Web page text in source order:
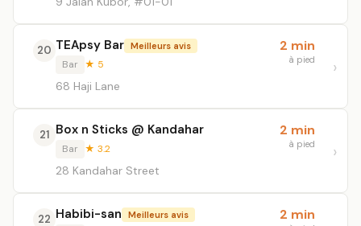
20 TEApsy Bar Meilleurs avis
Bar ★ 5
68 Haji Lane
2 min
à pied
21 Box n Sticks @ Kandahar
Bar ★ 3.2
28 Kandahar Street
2 min
à pied
22 Habibi-san Meilleurs avis 2 min